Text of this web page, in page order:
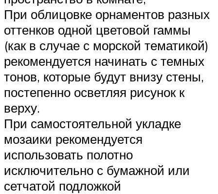
При облицовке орнаментов разных
оттенков одной цветовой гаммы
(как в случае с морской тематикой)
рекомендуется начинать с темных
тонов, которые будут внизу стены,
постепенно осветляя рисунок к
верху.
При самостоятельной укладке
мозаики рекомендуется
использовать полотно
исключительно с бумажной или
сетчатой подложкой